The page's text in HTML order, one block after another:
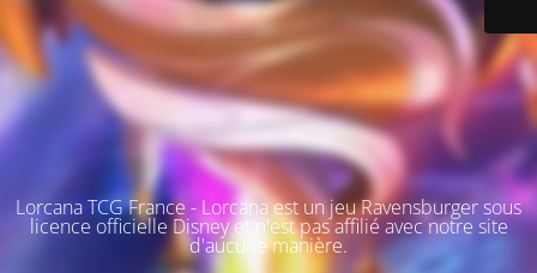
Lorcana TCG France - Lorcana est un jeu Ravensburger sous
licence officielle Disney et n'est pas affilié avec notre site
d'aucune manière.